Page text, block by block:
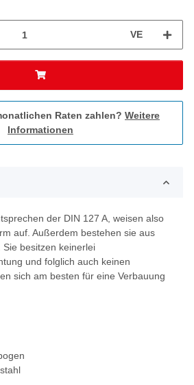
VE
Raten zahlen? Weitere
Informationen
der DIN 127 A, weisen also
auf. Außerdem bestehen sie aus
besitzen keinerlei
und folglich auch keinen
sich am besten für eine Verbauung